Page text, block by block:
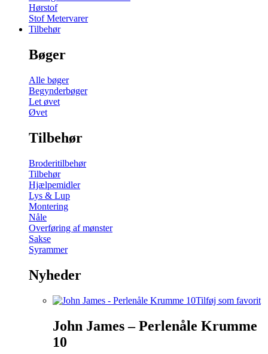
Hørstof
Stof Metervarer
Tilbehør
Bøger
Alle bøger
Begynderbøger
Let øvet
Øvet
Tilbehør
Broderitilbehør
Tilbehør
Hjælpemidler
Lys & Lup
Montering
Nåle
Overføring af mønster
Sakse
Syrammer
Nyheder
Tilføj som favorit
John James – Perlenåle Krumme
10